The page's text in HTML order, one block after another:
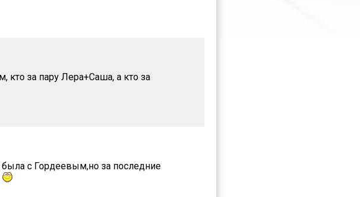
кто за пару Лера+Саша, а кто за
была с Гордеевым,но за последние